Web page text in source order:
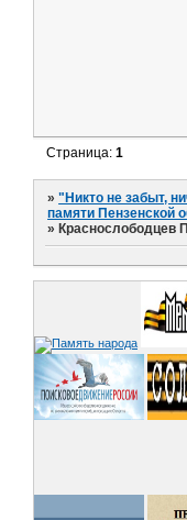
Страница:1
»"Никто не забыт,
памяти Пензенской
» Краснослободцев